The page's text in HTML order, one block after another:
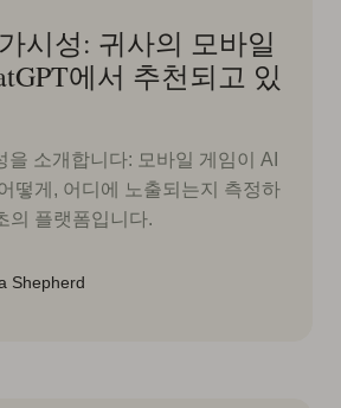
시성: 귀사의 모바일
에서 추천되고 있
을 소개합니다: 모바일 게임이 AI
떻게, 어디에 노출되는지 측정하
의 플랫폼입니다.
Shepherd